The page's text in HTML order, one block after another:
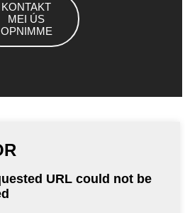
KONTAKT
MEI ÚS
OPNIMME